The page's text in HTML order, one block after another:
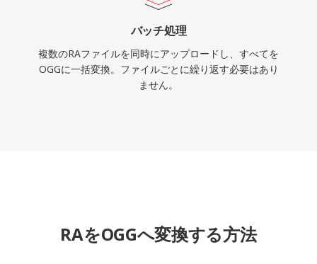
バッチ処理
複数のRAファイルを同時にアップロードし、すべてを
OGGに一括変換。ファイルごとに繰り返す必要はあり
ません。
RAをOGGへ変換する方法